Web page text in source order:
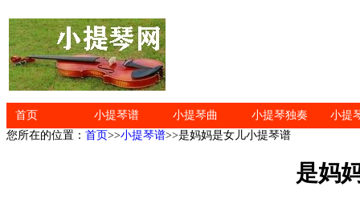
首页 小提琴谱 小提琴曲 小提琴独奏
小提
您所在的位置： 首页>>小提琴谱>>是妈妈是女儿小提琴谱
是妈